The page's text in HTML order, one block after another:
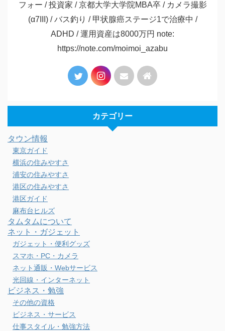
フォー / 投資家 / 京都大学大学院MBA卒 / カメラ撮影
(α7III) / バス釣り / 甲状腺癌ステージ1で治療中 /
ADHD / 運用資産は8000万円 note:
https://note.com/moimoi_azabu
カテゴリー
タウン情報
東京ガイド
横浜の住みやすさ
浦安の住みやすさ
港区の住みやすさ
港区ガイド
麻布台ヒルズ
タムタムについて
ネット・ガジェット
ガジェット・便利グッズ
スマホ・PC・カメラ
ネット通販・Webサービス
光回線・インターネット
ビジネス・勉強
その他の資格
ビジネス・サービス
仕事スタイル・勉強方法